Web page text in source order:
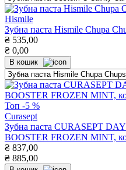
Hismile
Зубна паста Hismile Chupa
₴ 535,00
₴ 0,00
В кошик
Топ -5 %
Curasept
Зубна паста CURASEPT
BOOSTER FROZEN MINT,
₴ 837,00
₴ 885,00